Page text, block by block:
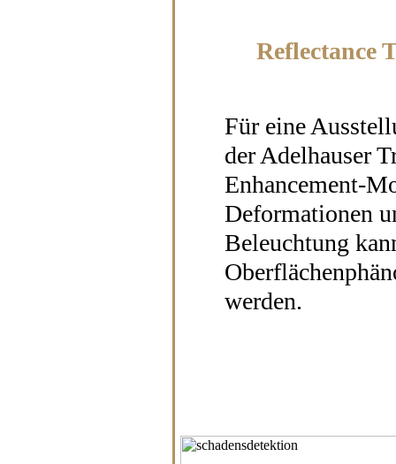
Reflectance
Für eine
der Adelhauser
Enhancement-
Deformationen
Beleuchtung
werden.